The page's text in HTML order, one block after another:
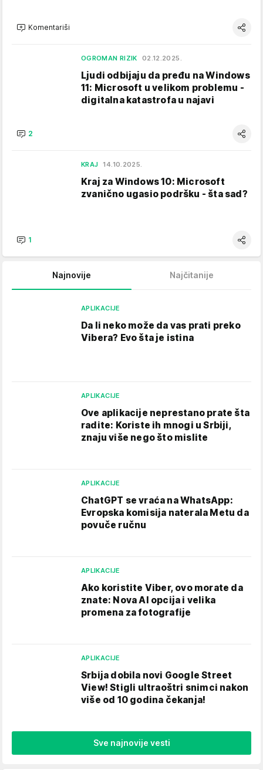
Komentariši
OGROMAN RIZIK 02.12.2025.
Ljudi odbijaju da pređu na Windows
11: Microsoft u velikom problemu -
digitalna katastrofa u najavi
2
KRAJ 14.10.2025.
Kraj za Windows 10: Microsoft
zvanično ugasio podršku - šta sad?
1
Najnovije Najčitanije
APLIKACIJE
Da li neko može da vas prati preko
Vibera? Evo šta je istina
APLIKACIJE
Ove aplikacije neprestano prate šta
radite: Koriste ih mnogi u Srbiji,
znaju više nego što mislite
APLIKACIJE
ChatGPT se vraća na WhatsApp:
Evropska komisija naterala Metu da
povuče ručnu
APLIKACIJE
Ako koristite Viber, ovo morate da
znate: Nova AI opcija i velika
promena za fotografije
APLIKACIJE
Srbija dobila novi Google Street
View! Stigli ultraoštri snimci nakon
više od 10 godina čekanja!
Sve najnovije vesti